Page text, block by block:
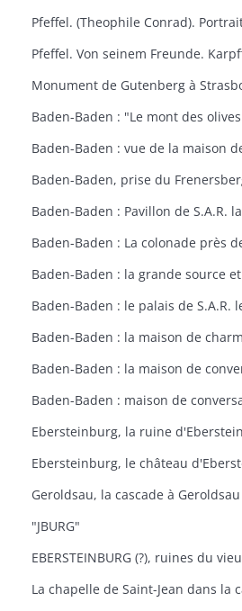
Pfeffel. (Theophile Conrad).
Monument de Gutenberg à
Baden-Baden : "Le mont des
Baden-Baden : vue de la maison
Baden-Baden, prise du
Baden-Baden : La colonade près
Baden-Baden : la grande source
Baden-Baden : le palais de S.A.R.
Baden-Baden : la maison de
Baden-Baden : maison de
Ebersteinburg, la ruine d'Eberstein
Ebersteinburg, le château
Geroldsau, la cascade à Geroldsau
"JBURG"
EBERSTEINBURG (?), ruines du